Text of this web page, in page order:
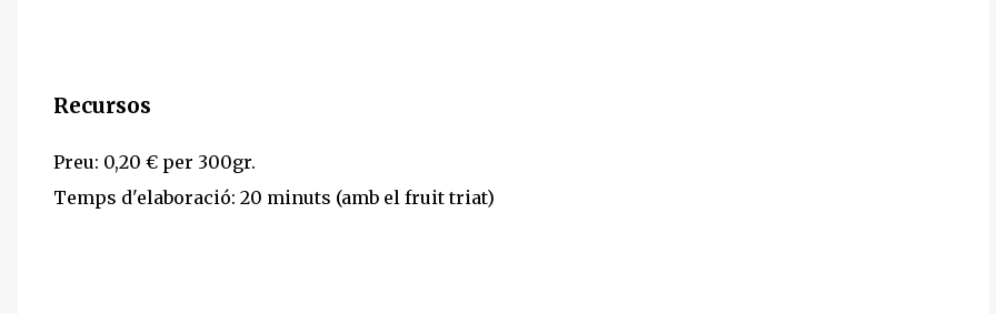
Recursos
Preu: 0,20 € per 300gr.
Temps d'elaboració: 20 minuts (amb el fruit triat)